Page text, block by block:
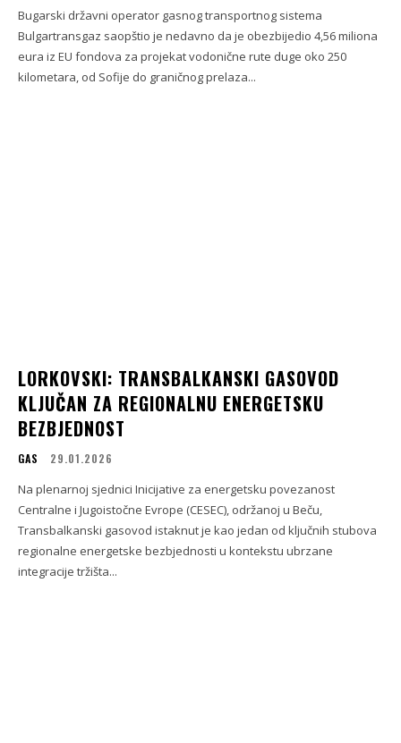
Bugarski državni operator gasnog transportnog sistema
Bulgartransgaz saopštio je nedavno da je obezbijedio 4,56 miliona
eura iz EU fondova za projekat vodonične rute duge oko 250
kilometara, od Sofije do graničnog prelaza...
LORKOVSKI: TRANSBALKANSKI GASOVOD
KLJUČAN ZA REGIONALNU ENERGETSKU
BEZBJEDNOST
GAS 29.01.2026
Na plenarnoj sjednici Inicijative za energetsku povezanost
Centralne i Jugoistočne Evrope (CESEC), održanoj u Beču,
Transbalkanski gasovod istaknut je kao jedan od ključnih stubova
regionalne energetske bezbjednosti u kontekstu ubrzane
integracije tržišta...